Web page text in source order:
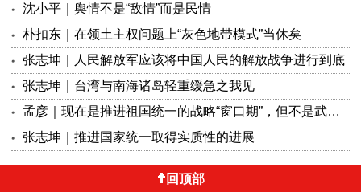
沈小平｜舆情不是“敌情”而是民情
朴扣东｜在领土主权问题上“灰色地带模式”当休矣
张志坤｜人民解放军应该将中国人民的解放战争进行到底
张志坤｜台湾与南海诸岛轻重缓急之我见
孟彦｜现在是推进祖国统一的战略“窗口期”，但不是武统的“动手期”
张志坤｜推进国家统一取得实质性的进展
回顶部